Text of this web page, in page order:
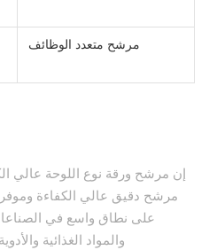
مرشح متعدد الوظائف
مرشح دقيق عالي الكفاءة
على نطاق واسع في الصناعات
والمواد الغذائية